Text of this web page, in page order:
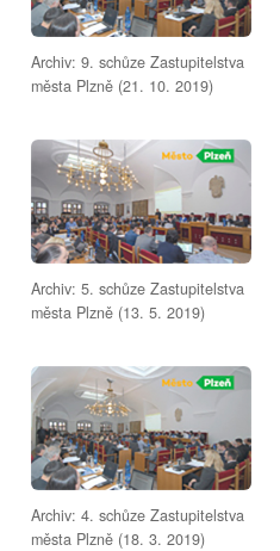
Archiv: 9. schůze Zastupitelstva
města Plzně (21. 10. 2019)
Archiv: 5. schůze Zastupitelstva
města Plzně (13. 5. 2019)
Archiv: 4. schůze Zastupitelstva
města Plzně (18. 3. 2019)